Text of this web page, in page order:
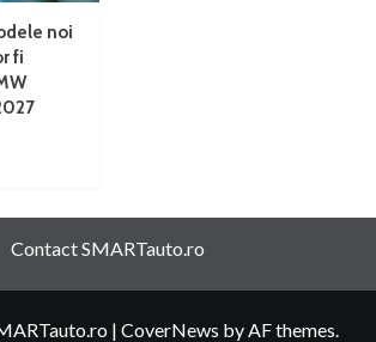
noi
fi
Contact SMARTauto.ro
| CoverNews by AF themes.